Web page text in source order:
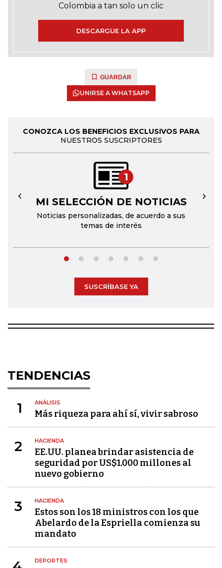
Colombia a tan solo un clic
DESCARGUE LA APP
GUARDAR
UNIRSE A WHATSAPP
CONOZCA LOS BENEFICIOS EXCLUSIVOS PARA
NUESTROS SUSCRIPTORES
1
MI SELECCIÓN DE NOTICIAS
Noticias personalizadas, de acuerdo a sus
temas de interés
← →
SUSCRÍBASE YA
TENDENCIAS
1 ANÁLISIS
Más riqueza para ahí sí, vivir sabroso
2 HACIENDA
EE.UU. planea brindar asistencia de
seguridad por US$1.000 millones al
nuevo gobierno
3 HACIENDA
Estos son los 18 ministros con los que
Abelardo de la Espriella comienza su
mandato
DEPORTES